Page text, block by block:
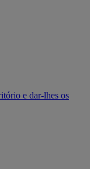
e dar-lhes os